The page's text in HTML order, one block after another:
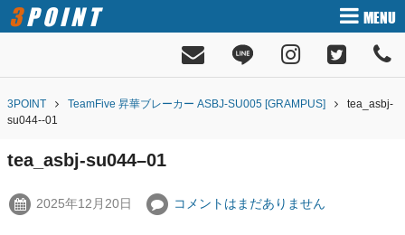
3POINT MENU
3POINT TeamFive 昇華ブレーカー ASBJ-SU005 [GRAMPUS]
tea_asbj-
su044--01
tea_asbj-su044–01
2025年12月20日 コメントはまだありません